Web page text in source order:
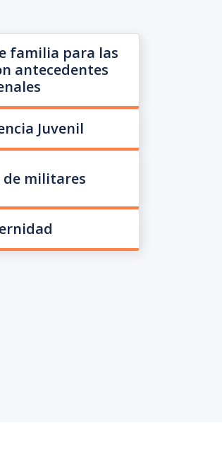
familia para las
antecedentes
Juvenil
de militares